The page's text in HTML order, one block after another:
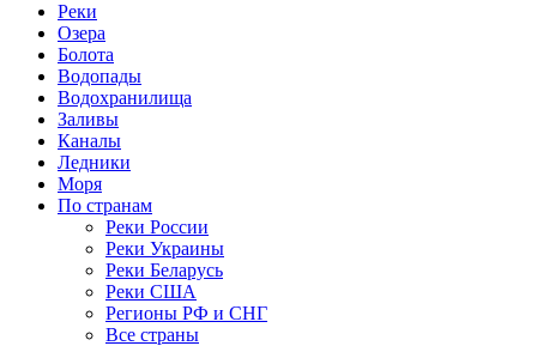
Реки
Озера
Болота
Водопады
Водохранилища
Заливы
Каналы
Ледники
Моря
По странам
Реки России
Реки Украины
Реки Беларусь
Реки США
Регионы РФ и СНГ
Все страны